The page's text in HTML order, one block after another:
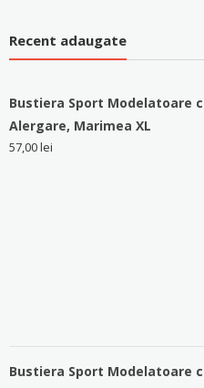
Recent adaugate
Bustiera Sport Modelatoare
Alergare, Marimea XL
57,00lei
Bustiera Sport Modelatoare